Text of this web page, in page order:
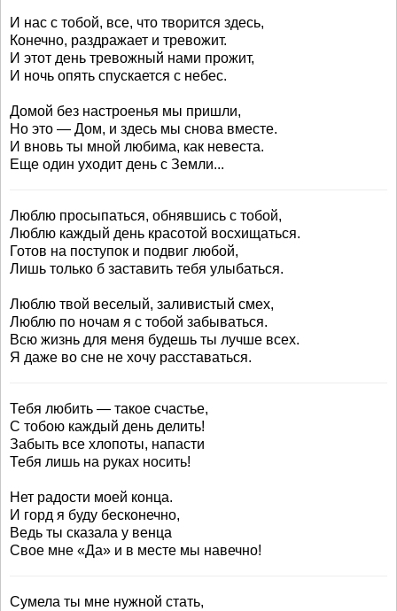
И нас с тобой, все, что творится здесь,
Конечно, раздражает и тревожит.
И этот день тревожный нами прожит,
И ночь опять спускается с небес.
Домой без настроенья мы пришли,
Но это — Дом, и здесь мы снова вместе.
И вновь ты мной любима, как невеста.
Еще один уходит день с Земли...
Люблю просыпаться, обнявшись с тобой,
Люблю каждый день красотой восхищаться.
Готов на поступок и подвиг любой,
Лишь только б заставить тебя улыбаться.
Люблю твой веселый, заливистый смех,
Люблю по ночам я с тобой забываться.
Всю жизнь для меня будешь ты лучше всех.
Я даже во сне не хочу расставаться.
Тебя любить — такое счастье,
С тобою каждый день делить!
Забыть все хлопоты, напасти
Тебя лишь на руках носить!
Нет радости моей конца.
И горд я буду бесконечно,
Ведь ты сказала у венца
Свое мне «Да» и в месте мы навечно!
Сумела ты мне нужной стать,